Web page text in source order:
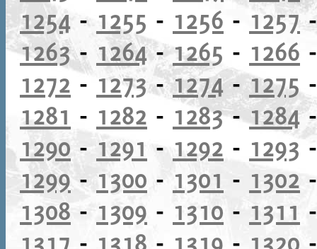
1254- 1255 - 1256 - 1257
1263- 1264-1265 - 1266
1272 - 1273-1274-1275
1281 - 1282 - 1283-1284
1290 -1291 - 1292 - 1293
1299- 1300 - 1301 - 1302
1308 - 1309 - 1310 - 1311
1317 - 1318 - 1319 - 1320